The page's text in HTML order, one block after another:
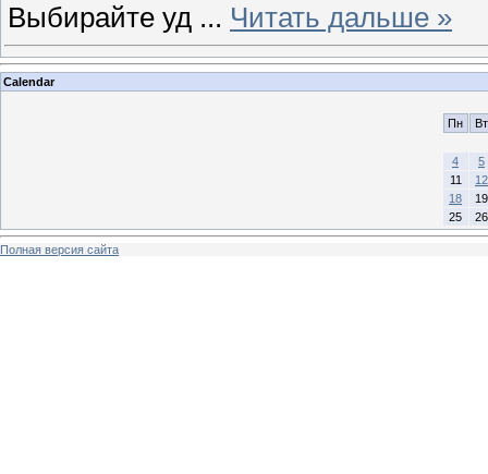
Выбирайте уд ... Читать дальше »
Calendar
Пн Вт
4
5
11
12
18
19
25
26
Полная версия сайта